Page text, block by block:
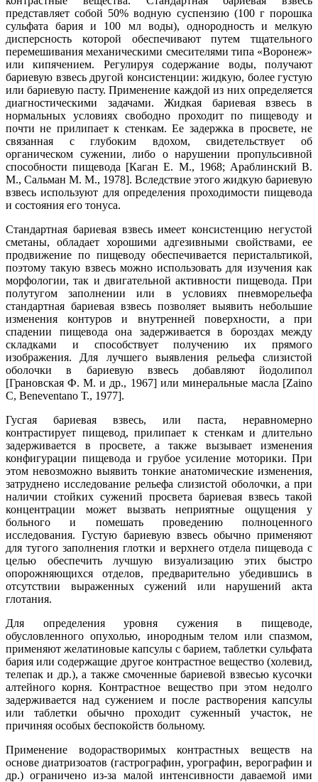
представляет собой 50% водную суспензию (100 г порошка
сульфата бария и 100 мл воды), однородность и мелкую
дисперсность которой обеспечивают путем тщательного
перемешивания механическими смесителями типа «Воронеж»
или кипячением. Регулируя содержание воды, получают
бариевую взвесь другой консистенции: жидкую, более густую
или бариевую пасту. Применение каждой из них определяется
диагностическими задачами. Жидкая бариевая взвесь в
нормальных условиях свободно проходит по пищеводу и
почти не прилипает к стенкам. Ее задержка в просвете, не
связанная с глубоким вдохом, свидетельствует об
органическом сужении, либо о нарушении пропульсивной
способности пищевода [Каган Е. М., 1968; Араблинский В.
М., Сальман М. М., 1978]. Вследствие этого жидкую бариевую
взвесь используют для определения проходимости пищевода
и состояния его тонуса.
Стандартная бариевая взвесь имеет консистенцию негустой
сметаны, обладает хорошими адгезивными свойствами, ее
продвижение по пищеводу обеспечивается перистальтикой,
поэтому такую взвесь можно использовать для изучения как
морфологии, так и двигательной активности пищевода. При
полутугом заполнении или в условиях пневморельефа
стандартная бариевая взвесь позволяет выявить небольшие
изменения контуров и внутренней поверхности, а при
спадении пищевода она задерживается в бороздах между
складками и способствует получению их прямого
изображения. Для лучшего выявления рельефа слизистой
оболочки в бариевую взвесь добавляют йодолипол
[Грановская Ф. М. и др., 1967] или минеральные масла [Zaino
С, Beneventano Т., 1977].
Гусгая бариевая взвесь, или паста, неравномерно
контрастирует пищевод, прилипает к стенкам и длительно
задерживается в просвете, а также вызывает изменения
конфигурации пищевода и грубое усиление моторики. При
этом невозможно выявить тонкие анатомические изменения,
затруднено исследование рельефа слизистой оболочки, а при
наличии стойких сужений просвета бариевая взвесь такой
концентрации может вызвать неприятные ощущения у
больного и помешать проведению полноценного
исследования. Густую бариевую взвесь обычно применяют
для тугого заполнения глотки и верхнего отдела пищевода с
целью обеспечить лучшую визуализацию этих быстро
опорожняющихся отделов, предварительно убедившись в
отсутствии выраженных сужений или нарушений акта
глотания.
Для определения уровня сужения в пищеводе,
обусловленного опухолью, инородным телом или спазмом,
применяют желатиновые капсулы с барием, таблетки сульфата
бария или содержащие другое контрастное вещество (холевид,
телепак и др.), а также смоченные бариевой взвесью кусочки
алтейного корня. Контрастное вещество при этом недолго
задерживается над сужением и после растворения капсулы
или таблетки обычно проходит суженный участок, не
причиняя особых беспокойств больному.
Применение водорастворимых контрастных веществ на
основе диатризоатов (гастрографин, урографин, верографин и
др.) ограничено из-за малой интенсивности даваемой ими